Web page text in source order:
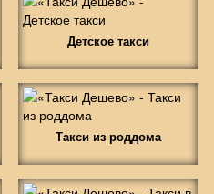
Детское такси
Такси из роддома